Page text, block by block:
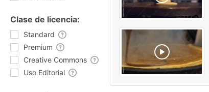
Clase de licencia:
Standard
Premium
Creative Commons
Uso Editorial